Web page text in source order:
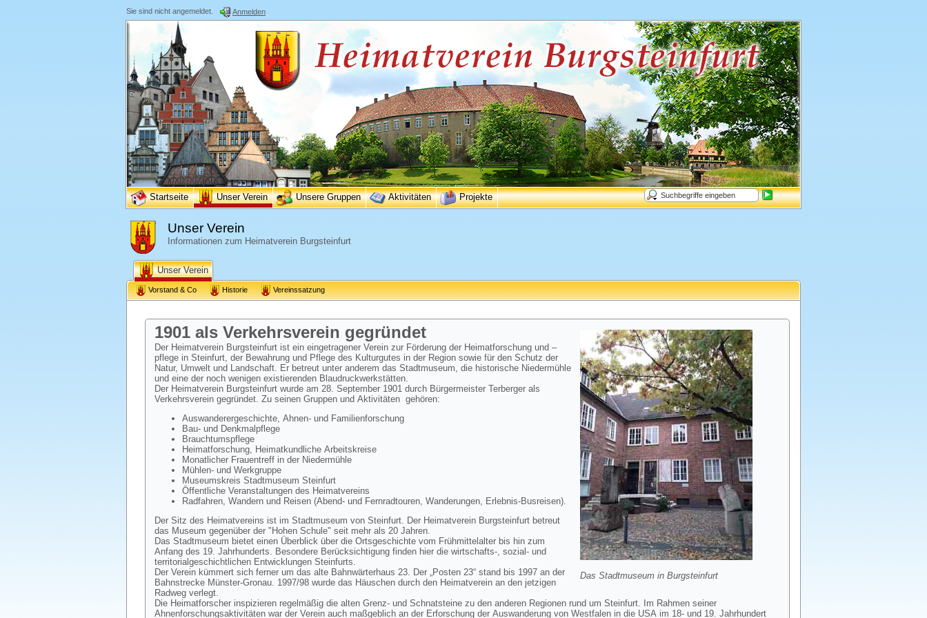
Sie sind nicht angemeldet. Anmelden
Startseite Unser Verein Unsere Gruppen Aktivitäten Projekte
Unser Verein
Informationen zum Heimatverein Burgsteinfurt
Unser Verein
Vorstand & Co Historie Vereinssatzung
Das Stadtmuseum in Burgsteinfurt
1901 als Verkehrsverein gegründet
Der Heimatverein Burgsteinfurt ist ein eingetragener Verein zur Förderung der Heimatforschung und –
pflege in Steinfurt, der Bewahrung und Pflege des Kulturgutes in der Region sowie für den Schutz der
Natur, Umwelt und Landschaft. Er betreut unter anderem das Stadtmuseum, die historische Niedermühle
und eine der noch wenigen existierenden Blaudruckwerkstätten.
Der Heimatverein Burgsteinfurt wurde am 28. September 1901 durch Bürgermeister Terberger als
Verkehrsverein gegründet. Zu seinen Gruppen und Aktivitäten gehören:
Auswanderergeschichte, Ahnen- und Familienforschung
Bau- und Denkmalpflege
Brauchtumspflege
Heimatforschung, Heimatkundliche Arbeitskreise
Monatlicher Frauentreff in der Niedermühle
Mühlen- und Werkgruppe
Museumskreis Stadtmuseum Steinfurt
Öffentliche Veranstaltungen des Heimatvereins
Radfahren, Wandern und Reisen (Abend- und Fernradtouren, Wanderungen, Erlebnis-Busreisen).
Der Sitz des Heimatvereins ist im Stadtmuseum von Steinfurt. Der Heimatverein Burgsteinfurt betreut
das Museum gegenüber der "Hohen Schule" seit mehr als 20 Jahren.
Das Stadtmuseum bietet einen Überblick über die Ortsgeschichte vom Frühmittelalter bis hin zum
Anfang des 19. Jahrhunderts. Besondere Berücksichtigung finden hier die wirtschafts-, sozial- und
territorialgeschichtlichen Entwicklungen Steinfurts.
Der Verein kümmert sich ferner um das alte Bahnwärterhaus 23. Der „Posten 23“ stand bis 1997 an der
Bahnstrecke Münster-Gronau. 1997/98 wurde das Häuschen durch den Heimatverein an den jetzigen
Radweg verlegt.
Die Heimatforscher inspizieren regelmäßig die alten Grenz- und Schnatsteine zu den anderen Regionen rund um Steinfurt. Im Rahmen seiner
Ahnenforschungsaktivitäten war der Verein auch maßgeblich an der Erforschung der Auswanderung von Westfalen in die USA im 18- und 19. Jahrhundert